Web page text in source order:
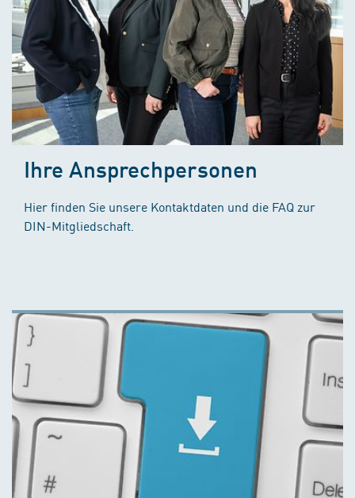
Ihre Ansprechpersonen
Hier finden Sie unsere Kontaktdaten und die FAQ zur
DIN-Mitgliedschaft.